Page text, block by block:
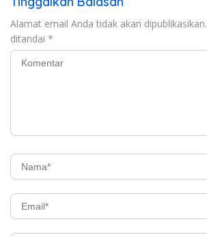
Alamat email Anda tidak akan dipublikasikan.
ditandai *